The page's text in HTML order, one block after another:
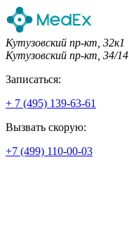
Кутузовский пр-кт, 32к1
Кутузовский пр-кт, 34/14
Записаться:
+ 7 (495) 139-63-61
Вызвать скорую:
+7 (499) 110-00-03